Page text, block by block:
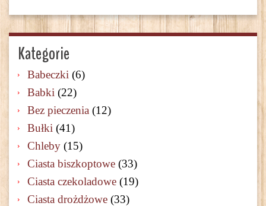
Kategorie
Babeczki (6)
Babki (22)
Bez pieczenia (12)
Bułki (41)
Chleby (15)
Ciasta biszkoptowe (33)
Ciasta czekoladowe (19)
Ciasta drożdżowe (33)